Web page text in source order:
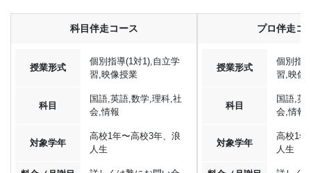
科目伴走コース
授業形式
個別指導(1対1),自立学
習,映像授業
科目
国語,英語,数学,理科,社
会,情報
対象学年
高校1年〜高校3年、浪
人生
プロ伴走コ
授業形式
個別指
習,映像
科目
国語,英
会,情報
対象学年
高校1年
人生